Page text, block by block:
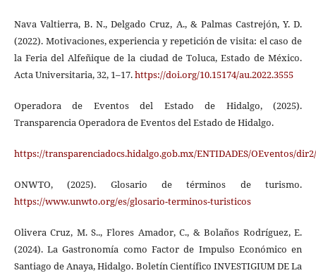
Nava Valtierra, B. N., Delgado Cruz, A., & Palmas Castrejón, Y. D.
(2022). Motivaciones, experiencia y repetición de visita: el caso de
la Feria del Alfeñique de la ciudad de Toluca, Estado de México.
Acta Universitaria, 32, 1–17.https://doi.org/10.15174/au.2022.3555
Operadora de Eventos del Estado de Hidalgo, (2025).
Transparencia Operadora de Eventos del Estado de Hidalgo.
https://transparenciadocs.hidalgo.gob.mx/ENTIDADES/OEventos/
ONWTO, (2025). Glosario de términos de turismo.
https://www.unwto.org/es/glosario-terminos-turisticos
Olivera Cruz, M. S.., Flores Amador, C., & Bolaños Rodríguez, E.
(2024). La Gastronomía como Factor de Impulso Económico en
Santiago de Anaya, Hidalgo. Boletín Científico INVESTIGIUM DE La